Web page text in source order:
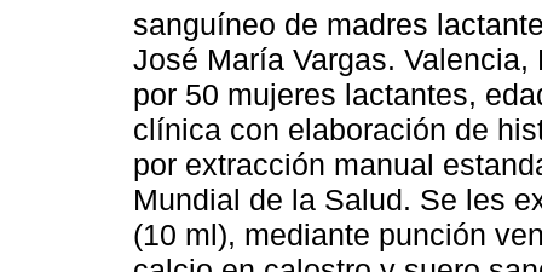
sanguíneo de madres
José María Vargas.
por 50 mujeres lactantes,
clínica con elaboración de
por extracción manual
Mundial de la Salud. Se les
(10 ml), mediante punción